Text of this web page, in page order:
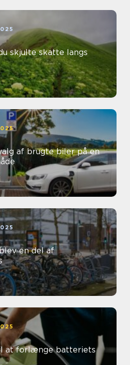
skjulte skatte langs
af brugte biler på en
en del af
at forlænge batteriets